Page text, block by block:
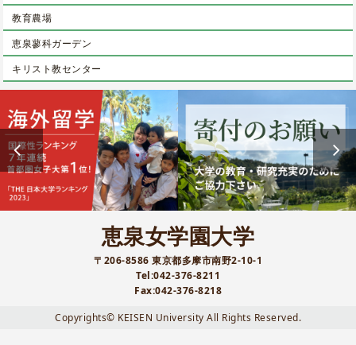
教育農場
恵泉蓼科ガーデン
キリスト教センター
恵泉女学園大学
〒206-8586 東京都多摩市南野2-10-1
Tel:042-376-8211
Fax:042-376-8218
Copyrights© KEISEN University All Rights Reserved.